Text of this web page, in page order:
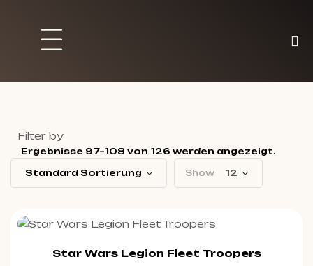
Filter by
Ergebnisse 97–108 von 126 werden angezeigt.
Standard Sortierung Show 12
Star Wars Legion Fleet Troopers